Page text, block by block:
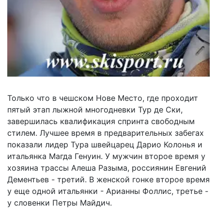
Только что в чешском Нове Место, где проходит
пятый этап лыжной многодневки Тур де Ски,
завершилась квалификация спринта свободным
стилем. Лучшее время в предварительных забегах
показали лидер Тура швейцарец Дарио Колонья и
итальянка Магда Генуин. У мужчин второе время у
хозяина трассы Алеша Разыма, россиянин Евгений
Дементьев - третий. В женской гонке второе время
у еще одной итальянки - Арианны Фоллис, третье -
у словенки Петры Майдич.